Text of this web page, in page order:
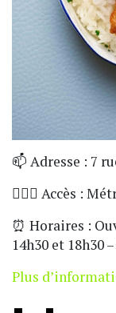
📫 Adresse : 7
🏃🏼‍♀️ Accès :
⏰ Horaires :
14h30 et 18h30
Plus